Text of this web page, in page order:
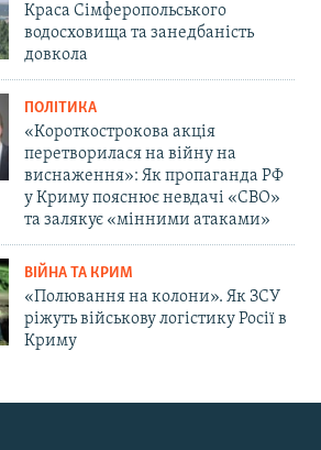
Краса Сімферопольського
водосховища та занедбаність
довкола
ПОЛІТИКА
«Короткострокова акція
перетворилася на війну на
виснаження»: Як пропаганда РФ
у Криму пояснює невдачі «СВО»
та залякує «мінними атаками»
ВІЙНА ТА КРИМ
«Полювання на колони». Як ЗСУ
ріжуть військову логістику Росії в
Криму